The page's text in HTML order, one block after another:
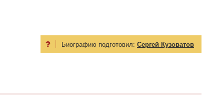
Биографию подготовил: Сергей Кузоватов